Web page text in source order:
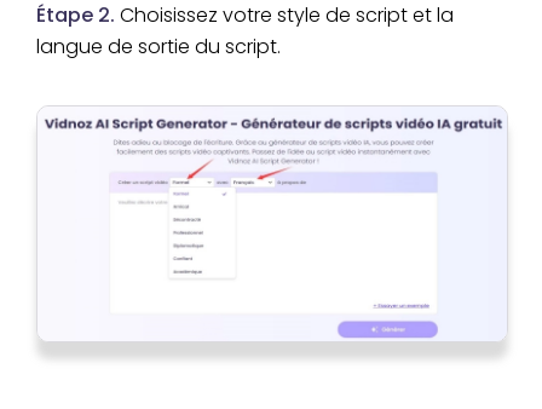
Étape 2. Choisissez votre style de script et la
langue de sortie du script.